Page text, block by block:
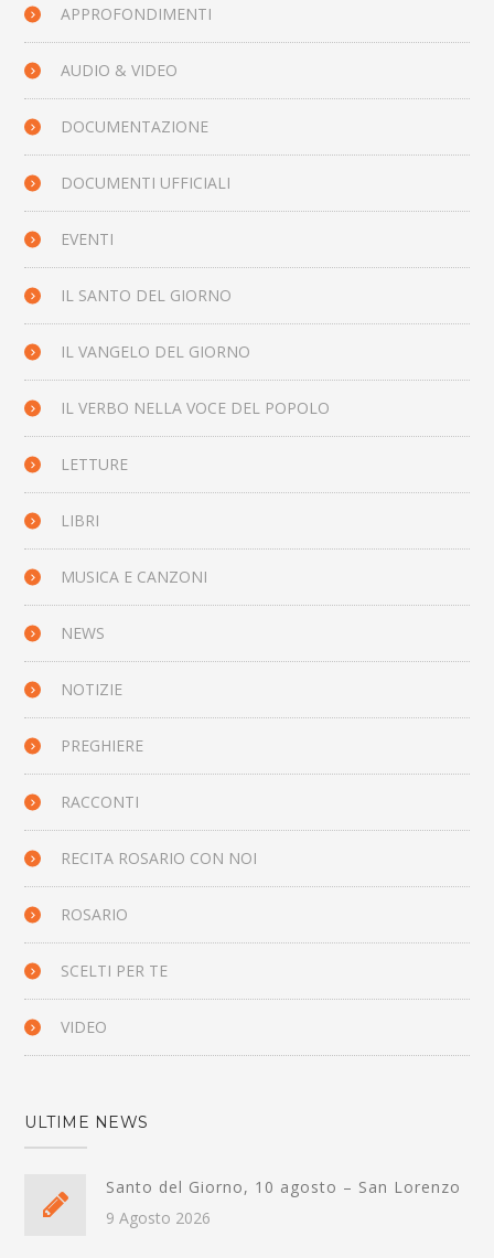
APPROFONDIMENTI
AUDIO & VIDEO
DOCUMENTAZIONE
DOCUMENTI UFFICIALI
EVENTI
IL SANTO DEL GIORNO
IL VANGELO DEL GIORNO
IL VERBO NELLA VOCE DEL POPOLO
LETTURE
LIBRI
MUSICA E CANZONI
NEWS
NOTIZIE
PREGHIERE
RACCONTI
RECITA ROSARIO CON NOI
ROSARIO
SCELTI PER TE
VIDEO
ULTIME NEWS
Santo del Giorno, 10 agosto – San Lorenzo
9 Agosto 2026